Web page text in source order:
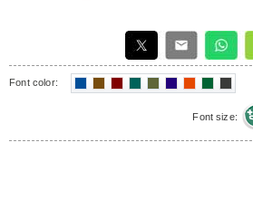
Font color:
Font size: